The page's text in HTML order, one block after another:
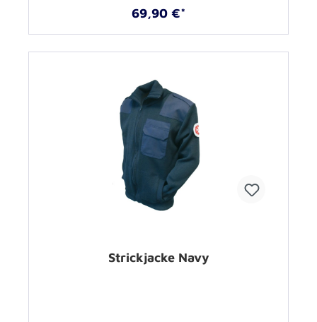
69,90 €*
Strickjacke Navy